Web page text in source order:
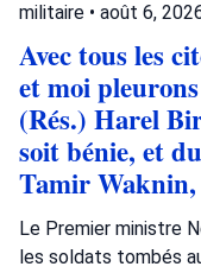
militaire • août 6,
Avec tous les
et moi
(Rés.) Harel
soit bénie, et
Tamir Waknin,
Le Premier ministre
les soldats tombés